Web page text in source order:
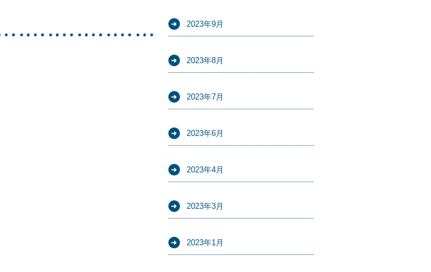
2023年9月
2023年8月
2023年7月
2023年6月
2023年4月
2023年3月
2023年1月